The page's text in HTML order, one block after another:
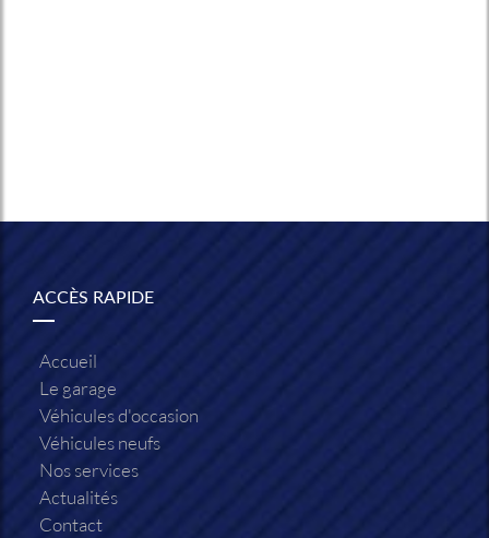
ACCÈS RAPIDE
Accueil
Le garage
Véhicules d'occasion
Véhicules neufs
Nos services
Actualités
Contact